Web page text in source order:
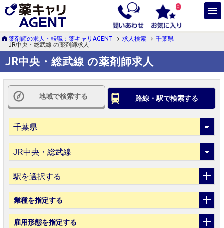
0
薬剤師の求人・転職：薬キャリAGENT 求人検索
千葉県
JR中央・総武線 の薬剤師求人
JR中央・総武線 の薬剤師求人
地域で検索する 路線・駅で検索する
駅を選択する
業種を指定する
雇用形態を指定する